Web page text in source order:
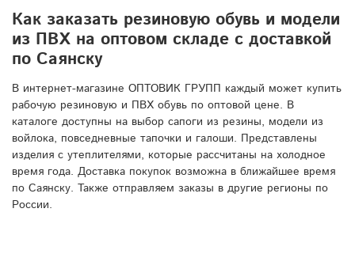
Как заказать резиновую обувь и модели
из ПВХ на оптовом складе с доставкой
по Саянску
В интернет-магазине ОПТОВИК ГРУПП каждый может купить
рабочую резиновую и ПВХ обувь по оптовой цене. В
каталоге доступны на выбор сапоги из резины, модели из
войлока, повседневные тапочки и галоши. Представлены
изделия с утеплителями, которые рассчитаны на холодное
время года. Доставка покупок возможна в ближайшее время
по Саянску. Также отправляем заказы в другие регионы по
России.